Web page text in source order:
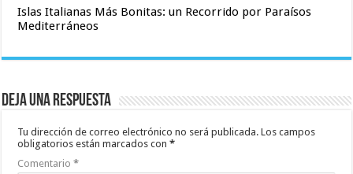
Islas Italianas Más Bonitas: un Recorrido por Paraísos
Mediterráneos
Deja una respuesta
Tu dirección de correo electrónico no será publicada. Los campos
obligatorios están marcados con*
Comentario*